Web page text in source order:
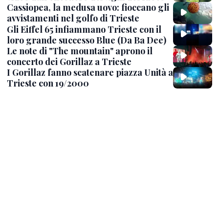
Cassiopea, la medusa uovo: fioccano gli
avvistamenti nel golfo di Trieste
Gli Eiffel 65 infiammano Trieste con il
loro grande successo Blue (Da Ba Dee)
Le note di "The mountain" aprono il
concerto dei Gorillaz a Trieste
I Gorillaz fanno scatenare piazza Unità a
Trieste con 19/2000